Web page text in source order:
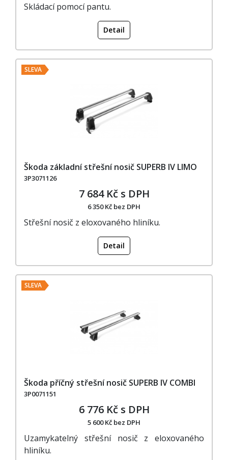
Skládací pomocí pantu.
Detail
SLEVA
Škoda základní střešní nosič SUPERB IV LIMO
3P3071126
7 684 Kč s DPH
6 350 Kč bez DPH
Střešní nosič z eloxovaného hliníku.
Detail
SLEVA
Škoda příčný střešní nosič SUPERB IV COMBI
3P0071151
6 776 Kč s DPH
5 600 Kč bez DPH
Uzamykatelný střešní nosič z eloxovaného
hliníku.